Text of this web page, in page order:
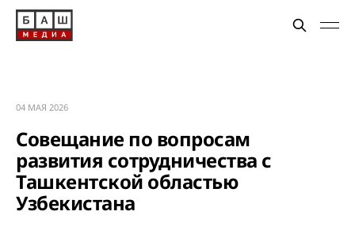
04 МАЯ 2026
Совещание по вопросам
развития сотрудничества с
Ташкентской областью
Узбекистана